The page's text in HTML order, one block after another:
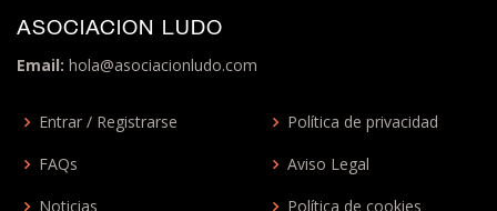
ASOCIACION LUDO
Email: hola@asociacionludo.com
Entrar / Registrarse
FAQs
Noticias
Política de privacidad
Aviso Legal
Política de cookies